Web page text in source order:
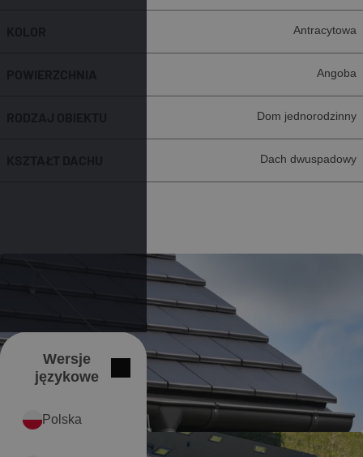
Antracytowa
Angoba
Dom jednorodzinny
Dach dwuspadowy
Wersje
językowe
Zamknij
English
Polska